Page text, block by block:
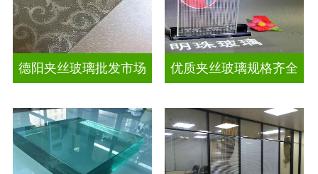
德阳夹丝玻璃批发市场 优质夹丝玻璃规格齐全